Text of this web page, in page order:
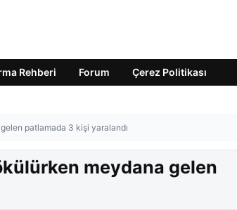
Rehberi Forum Çerez Politikası
patlamada 3 kişi yaralandı
meydana gelen